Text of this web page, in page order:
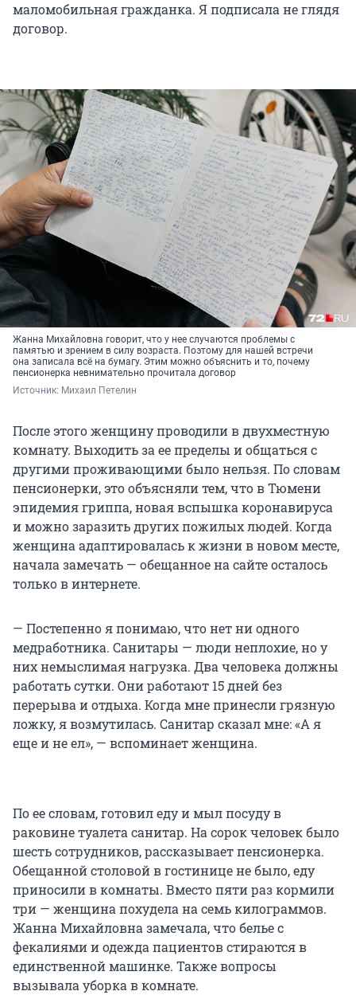
маломобильная гражданка. Я подписала не глядя
договор.
Жанна Михайловна говорит, что у нее случаются проблемы с
памятью и зрением в силу возраста. Поэтому для нашей встречи
она записала всё на бумагу. Этим можно объяснить и то, почему
пенсионерка невнимательно прочитала договор
Источник: Михаил Петелин
После этого женщину проводили в двухместную
комнату. Выходить за ее пределы и общаться с
другими проживающими было нельзя. По словам
пенсионерки, это объясняли тем, что в Тюмени
эпидемия гриппа, новая вспышка коронавируса
и можно заразить других пожилых людей. Когда
женщина адаптировалась к жизни в новом месте,
начала замечать — обещанное на сайте осталось
только в интернете.
— Постепенно я понимаю, что нет ни одного
медработника. Санитары — люди неплохие, но у
них немыслимая нагрузка. Два человека должны
работать сутки. Они работают 15 дней без
перерыва и отдыха. Когда мне принесли грязную
ложку, я возмутилась. Санитар сказал мне: «А я
еще и не ел», — вспоминает женщина.
По ее словам, готовил еду и мыл посуду в
раковине туалета санитар. На сорок человек было
шесть сотрудников, рассказывает пенсионерка.
Обещанной столовой в гостинице не было, еду
приносили в комнаты. Вместо пяти раз кормили
три — женщина похудела на семь килограммов.
Жанна Михайловна замечала, что белье с
фекалиями и одежда пациентов стираются в
единственной машинке. Также вопросы
вызывала уборка в комнате.